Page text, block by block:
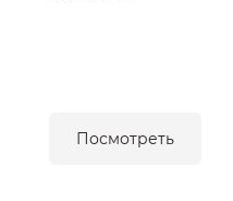
Посмотреть